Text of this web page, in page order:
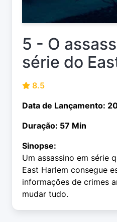
5 - O
série do
8.5
Data de Lançamento:
Duração: 57 Min
Sinopse:
Um assassino em série
East Harlem consegue
informações de crimes
mudar tudo.